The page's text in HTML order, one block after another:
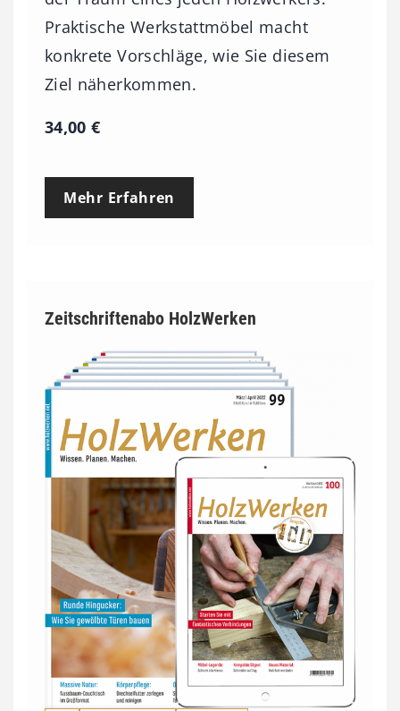
0
€
Praktische Werkstattmöbel macht
konkrete Vorschläge, wie Sie diesem
Ziel näherkommen.
34,00€
Mehr Erfahren
Zeitschriftenabo HolzWerken